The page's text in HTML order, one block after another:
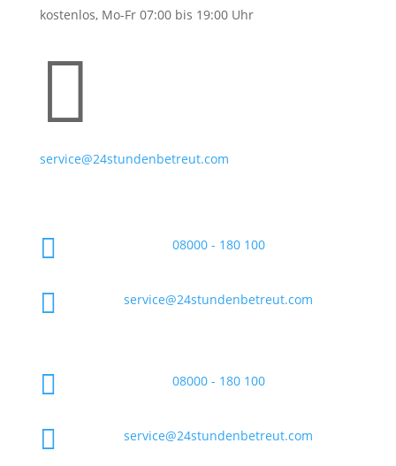
kostenlos, Mo-Fr 07:00 bis 19:00 Uhr

service@24stundenbetreut.com
 08000 - 180 100
 service@24stundenbetreut.com
 08000 - 180 100
 service@24stundenbetreut.com